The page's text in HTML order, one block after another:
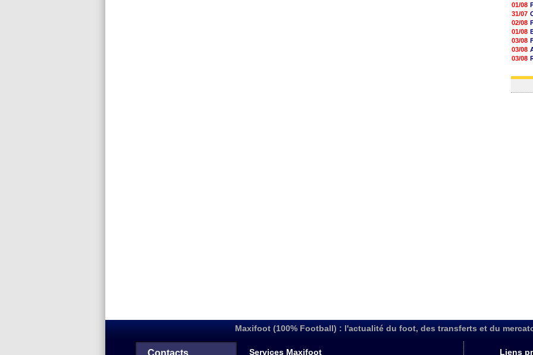
01/08
31/07
02/08
01/08
03/08
03/08
03/08
31/07
Maxifoot (100% Football) : l'actualité du foot, des transferts et du
Contacts Services Maxifoot Liens